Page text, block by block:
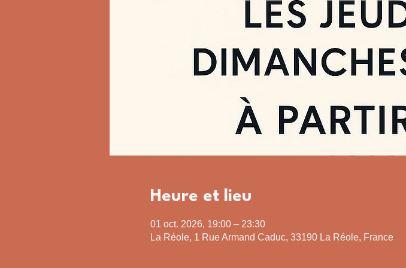
Heure et lieu
01 oct. 2026, 19:00 – 23:30
La Réole, 1 Rue Armand Caduc, 33190 La Réole, France